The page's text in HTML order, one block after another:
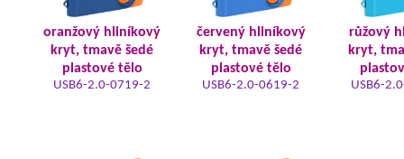
oranžový hliníkový
kryt, tmavě šedé
plastové tělo
USB6-2.0-0719-2
červený hliníkový
kryt, tmavě šedé
plastové tělo
USB6-2.0-0619-2
růžový
kryt,
USB6-